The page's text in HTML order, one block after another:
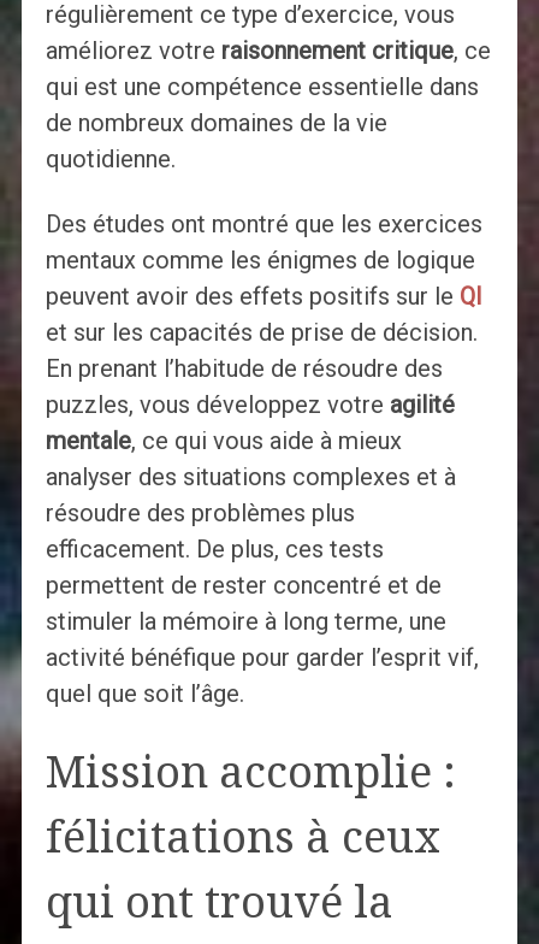
régulièrement ce type d’exercice, vous
améliorez votre raisonnement critique, ce
qui est une compétence essentielle dans
de nombreux domaines de la vie
quotidienne.
Des études ont montré que les exercices
mentaux comme les énigmes de logique
peuvent avoir des effets positifs sur le QI
et sur les capacités de prise de décision.
En prenant l’habitude de résoudre des
puzzles, vous développez votre agilité
mentale, ce qui vous aide à mieux
analyser des situations complexes et à
résoudre des problèmes plus
efficacement. De plus, ces tests
permettent de rester concentré et de
stimuler la mémoire à long terme, une
activité bénéfique pour garder l’esprit vif,
quel que soit l’âge.
Mission accomplie :
félicitations à ceux
qui ont trouvé la